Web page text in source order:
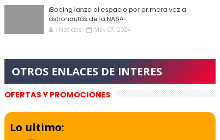
¡Boeing lanza al espacio por primera vez a
astronautas de la NASA!
I-Noticias May 07, 2024
OFERTAS Y PROMOCIONES
Lo ultimo: